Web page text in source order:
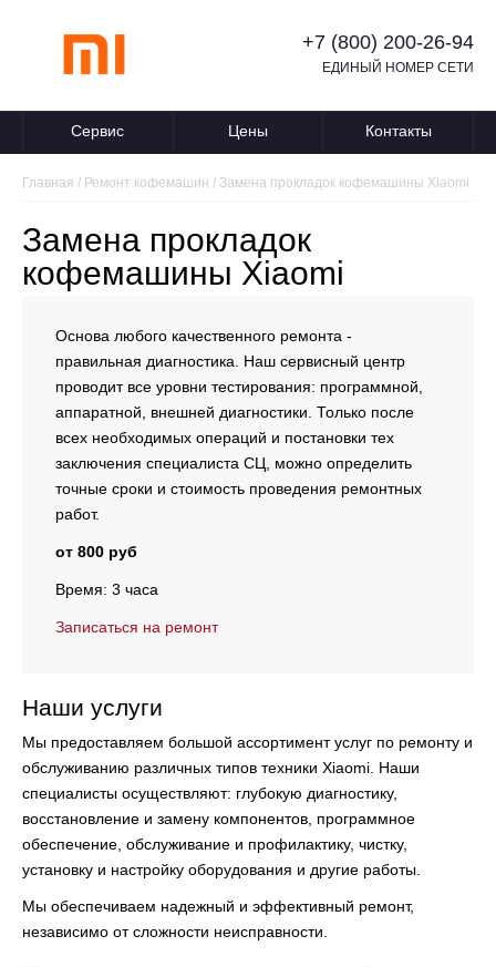
+7 (800) 200-26-94
ЕДИНЫЙ НОМЕР СЕТИ
Сервис Цены Контакты
Главная / Ремонт кофемашин / Замена прокладок кофемашины Xiaomi
Замена прокладок
кофемашины Xiaomi
Основа любого качественного ремонта -
правильная диагностика. Наш сервисный центр
проводит все уровни тестирования: программной,
аппаратной, внешней диагностики. Только после
всех необходимых операций и постановки тех
заключения специалиста СЦ, можно определить
точные сроки и стоимость проведения ремонтных
работ.
от 800 руб
Время: 3 часа
Записаться на ремонт
Наши услуги
Мы предоставляем большой ассортимент услуг по ремонту и
обслуживанию различных типов техники Xiaomi. Наши
специалисты осуществляют: глубокую диагностику,
восстановление и замену компонентов, программное
обеспечение, обслуживание и профилактику, чистку,
установку и настройку оборудования и другие работы.
Мы обеспечиваем надежный и эффективный ремонт,
независимо от сложности неисправности.